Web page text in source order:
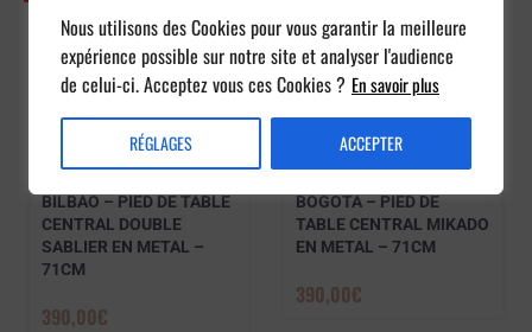
Nous utilisons des Cookies pour vous garantir la meilleure
expérience possible sur notre site et analyser l'audience
de celui-ci. Acceptez vous ces Cookies ? En savoir plus
RÉGLAGES ACCEPTER
BILBAO – PIED DE TABLE
CENTRAL DOUBLE
SABLIER EN METAL –
71CM
390,00€
BOGOTA – PIED DE
TABLE CENTRAL MIKADO
EN METAL – 71CM
390,00€